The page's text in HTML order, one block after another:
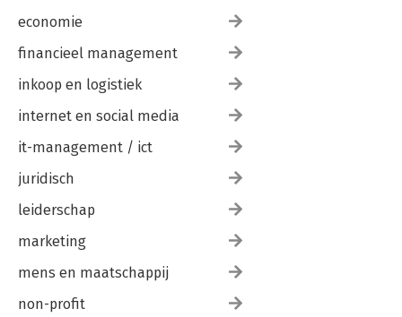
economie
financieel management
inkoop en logistiek
internet en social media
it-management / ict
juridisch
leiderschap
marketing
mens en maatschappij
non-profit